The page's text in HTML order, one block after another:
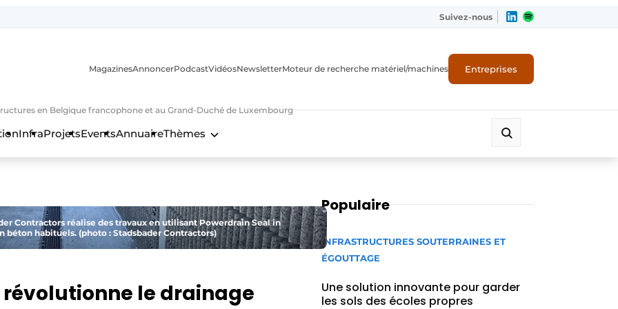
Suivez-nous
en Belgique francophone et au Grand-Duché de Luxembourg
MagazinesAnnoncerPodcastVidéosNewsletterMoteur de recherche matériel/machines Entreprises
InfraProjetsEventsAnnuaireThèmes
Contractors réalise des travaux en utilisant Powerdrain Seal in
habituels. (photo : Stadsbader Contractors)
le drainage
Populaire
INFRASTRUCTURES SOUTERRAINES ET
ÉGOUTTAGE
Une solution innovante pour garder
les sols des écoles propres